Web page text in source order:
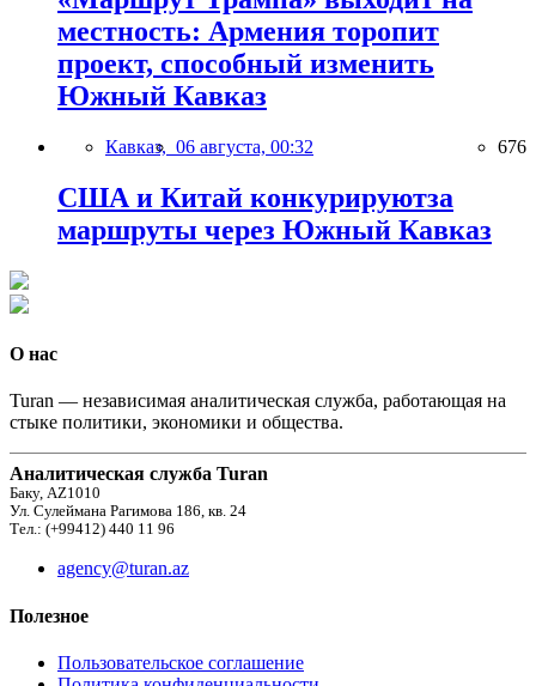
местность: Армения торопит
проект, способный изменить
Южный Кавказ
Кавказ, 06 августа, 00:32 676
США и Китай конкурируютза
маршруты через Южный Кавказ
О нас
Turan — независимая аналитическая служба, работающая на
стыке политики, экономики и общества.
Аналитическая служба Turan
Баку, AZ1010
Ул. Сулеймана Рагимова 186, кв. 24
Тел.: (+99412) 440 11 96
agency@turan.az
Полезное
Пользовательское соглашение